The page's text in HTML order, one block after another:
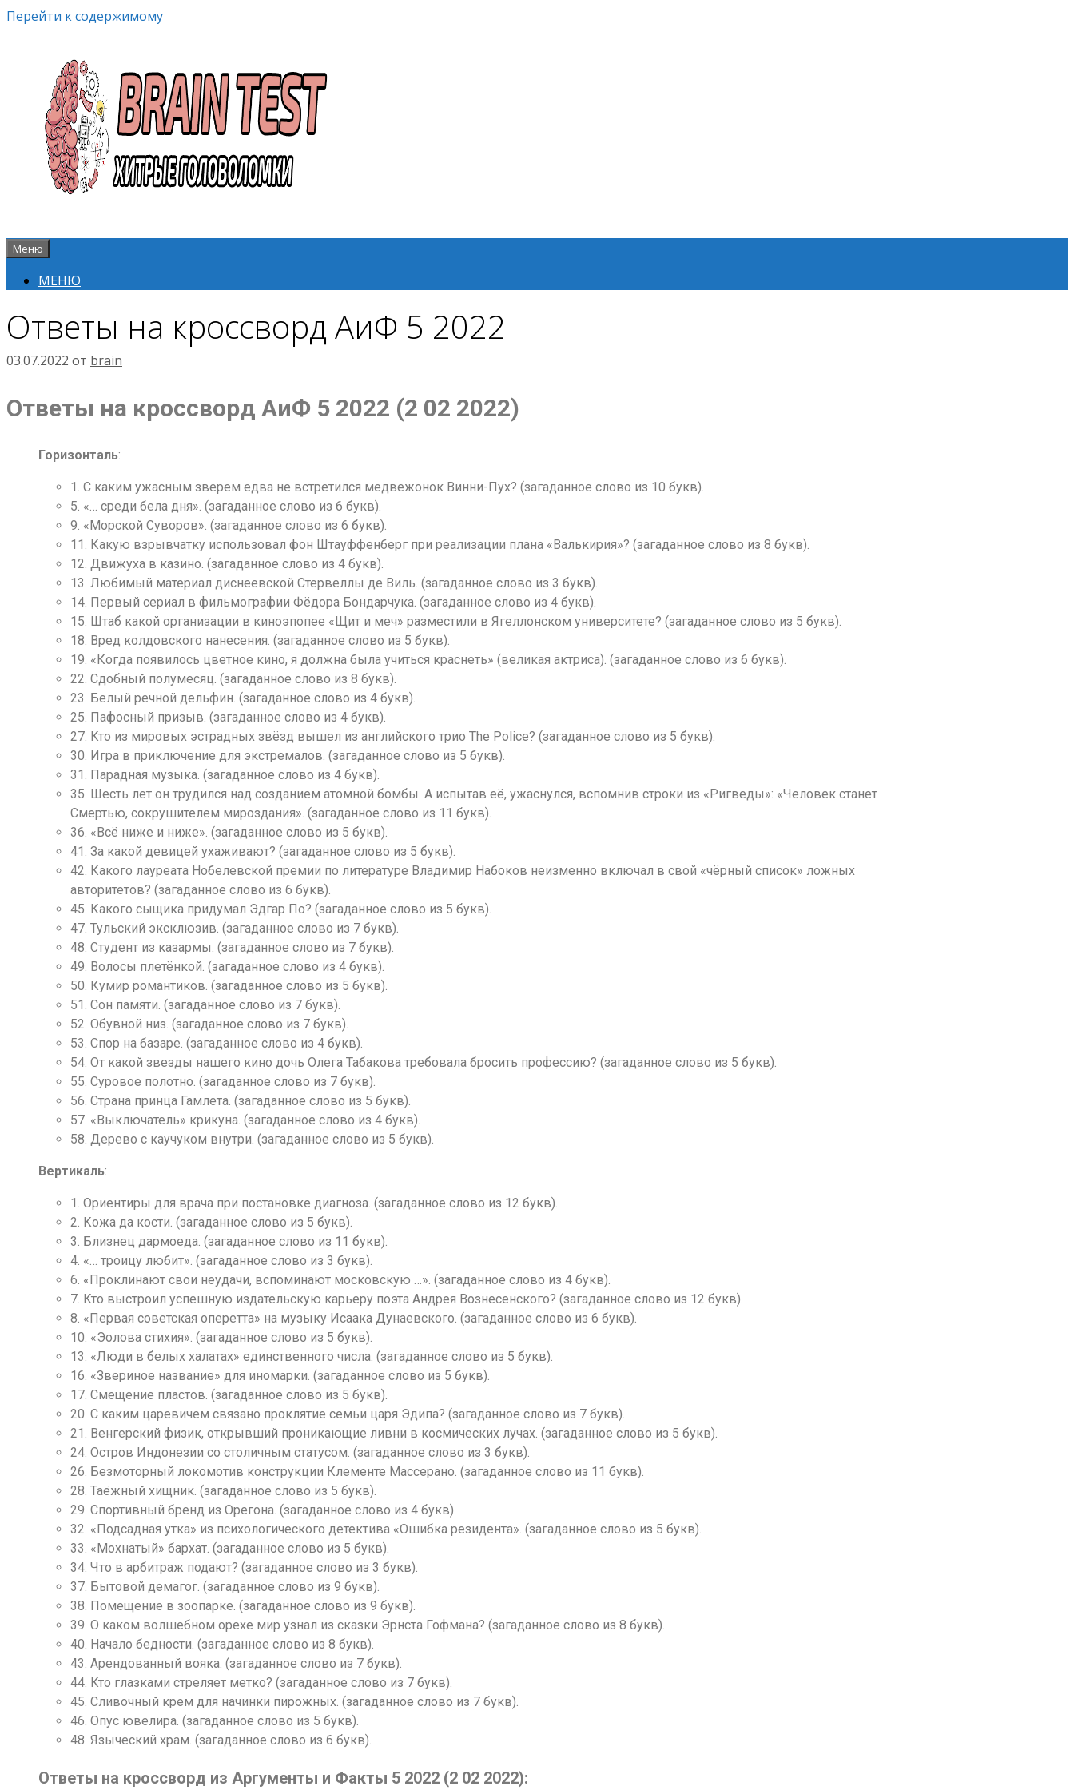
Перейти к содержимому
Меню
МЕНЮ
Ответы на кроссворд АиФ 5 2022
03.07.2022 от brain
Ответы на кроссворд АиФ 5 2022 (2 02 2022)
Горизонталь:
1. С каким ужасным зверем едва не встретился медвежонок Винни-Пух? (загаданное слово из 10 букв).
5. «… среди бела дня». (загаданное слово из 6 букв).
9. «Морской Суворов». (загаданное слово из 6 букв).
11. Какую взрывчатку использовал фон Штауффенберг при реализации плана «Валькирия»? (загаданное слово из 8 букв).
12. Движуха в казино. (загаданное слово из 4 букв).
13. Любимый материал диснеевской Стервеллы де Виль. (загаданное слово из 3 букв).
14. Первый сериал в фильмографии Фёдора Бондарчука. (загаданное слово из 4 букв).
15. Штаб какой организации в киноэпопее «Щит и меч» разместили в Ягеллонском университете? (загаданное слово из 5 букв).
18. Вред колдовского нанесения. (загаданное слово из 5 букв).
19. «Когда появилось цветное кино, я должна была учиться краснеть» (великая актриса). (загаданное слово из 6 букв).
22. Сдобный полумесяц. (загаданное слово из 8 букв).
23. Белый речной дельфин. (загаданное слово из 4 букв).
25. Пафосный призыв. (загаданное слово из 4 букв).
27. Кто из мировых эстрадных звёзд вышел из английского трио The Police? (загаданное слово из 5 букв).
30. Игра в приключение для экстремалов. (загаданное слово из 5 букв).
31. Парадная музыка. (загаданное слово из 4 букв).
35. Шесть лет он трудился над созданием атомной бомбы. А испытав её, ужаснулся, вспомнив строки из «Ригведы»: «Человек станет
Смертью, сокрушителем мироздания». (загаданное слово из 11 букв).
36. «Всё ниже и ниже». (загаданное слово из 5 букв).
41. За какой девицей ухаживают? (загаданное слово из 5 букв).
42. Какого лауреата Нобелевской премии по литературе Владимир Набоков неизменно включал в свой «чёрный список» ложных
авторитетов? (загаданное слово из 6 букв).
45. Какого сыщика придумал Эдгар По? (загаданное слово из 5 букв).
47. Тульский эксклюзив. (загаданное слово из 7 букв).
48. Студент из казармы. (загаданное слово из 7 букв).
49. Волосы плетёнкой. (загаданное слово из 4 букв).
50. Кумир романтиков. (загаданное слово из 5 букв).
51. Сон памяти. (загаданное слово из 7 букв).
52. Обувной низ. (загаданное слово из 7 букв).
53. Спор на базаре. (загаданное слово из 4 букв).
54. От какой звезды нашего кино дочь Олега Табакова требовала бросить профессию? (загаданное слово из 5 букв).
55. Суровое полотно. (загаданное слово из 7 букв).
56. Страна принца Гамлета. (загаданное слово из 5 букв).
57. «Выключатель» крикуна. (загаданное слово из 4 букв).
58. Дерево с каучуком внутри. (загаданное слово из 5 букв).
Вертикаль:
1. Ориентиры для врача при постановке диагноза. (загаданное слово из 12 букв).
2. Кожа да кости. (загаданное слово из 5 букв).
3. Близнец дармоеда. (загаданное слово из 11 букв).
4. «… троицу любит». (загаданное слово из 3 букв).
6. «Проклинают свои неудачи, вспоминают московскую …». (загаданное слово из 4 букв).
7. Кто выстроил успешную издательскую карьеру поэта Андрея Вознесенского? (загаданное слово из 12 букв).
8. «Первая советская оперетта» на музыку Исаака Дунаевского. (загаданное слово из 6 букв).
10. «Эолова стихия». (загаданное слово из 5 букв).
13. «Люди в белых халатах» единственного числа. (загаданное слово из 5 букв).
16. «Звериное название» для иномарки. (загаданное слово из 5 букв).
17. Смещение пластов. (загаданное слово из 5 букв).
20. С каким царевичем связано проклятие семьи царя Эдипа? (загаданное слово из 7 букв).
21. Венгерский физик, открывший проникающие ливни в космических лучах. (загаданное слово из 5 букв).
24. Остров Индонезии со столичным статусом. (загаданное слово из 3 букв).
26. Безмоторный локомотив конструкции Клементе Массерано. (загаданное слово из 11 букв).
28. Таёжный хищник. (загаданное слово из 5 букв).
29. Спортивный бренд из Орегона. (загаданное слово из 4 букв).
32. «Подсадная утка» из психологического детектива «Ошибка резидента». (загаданное слово из 5 букв).
33. «Мохнатый» бархат. (загаданное слово из 5 букв).
34. Что в арбитраж подают? (загаданное слово из 3 букв).
37. Бытовой демагог. (загаданное слово из 9 букв).
38. Помещение в зоопарке. (загаданное слово из 9 букв).
39. О каком волшебном орехе мир узнал из сказки Эрнста Гофмана? (загаданное слово из 8 букв).
40. Начало бедности. (загаданное слово из 8 букв).
43. Арендованный вояка. (загаданное слово из 7 букв).
44. Кто глазками стреляет метко? (загаданное слово из 7 букв).
45. Сливочный крем для начинки пирожных. (загаданное слово из 7 букв).
46. Опус ювелира. (загаданное слово из 5 букв).
48. Языческий храм. (загаданное слово из 6 букв).
Ответы на кроссворд из Аргументы и Факты 5 2022 (2 02 2022):